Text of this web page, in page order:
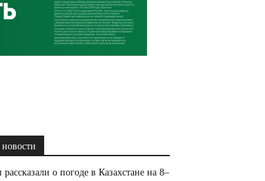
о погоде в Казахстане на 8–